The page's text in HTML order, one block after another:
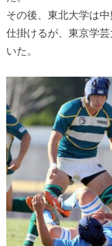
その後、東北大学は
仕掛けるが、東京学
いた。